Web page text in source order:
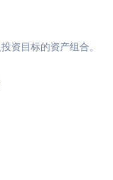
资目标的资产组合。